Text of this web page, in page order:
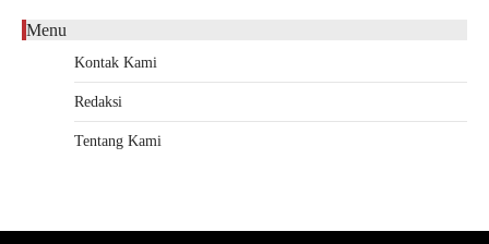
Menu
Kontak Kami
Redaksi
Tentang Kami